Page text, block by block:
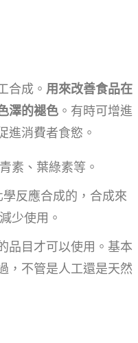
合成。 用來改善食品在
澤的褪色 。有時可增進
進消費者食慾。
素、葉綠素等。
反應合成的，合成來
少使用。
品目才可以使用。基本
，不管是人工還是天然